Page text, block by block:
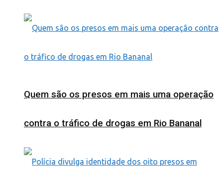
Quem são os presos em mais uma operação
contra o tráfico de drogas em Rio Bananal